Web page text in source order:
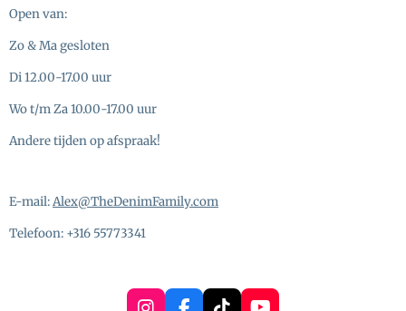
Open van:
Zo & Ma gesloten
Di 12.00-17.00 uur
Wo t/m Za 10.00-17.00 uur
Andere tijden op afspraak!
E-mail:Alex@TheDenimFamily.com
Telefoon: +316 55773341